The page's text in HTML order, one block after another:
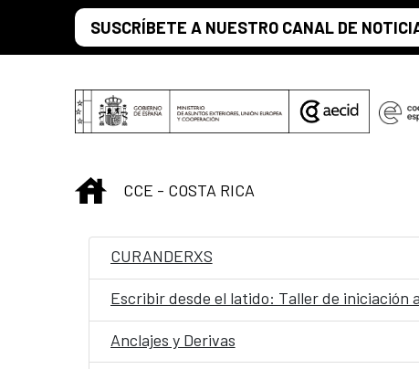
Saltar al contenido principal
SUSCRÍBETE A NUESTRO CANAL DE
INICIO
CCE - COSTA RICA
CURANDERXS
Escribir desde el latido: Taller de iniciación
Anclajes y Derivas